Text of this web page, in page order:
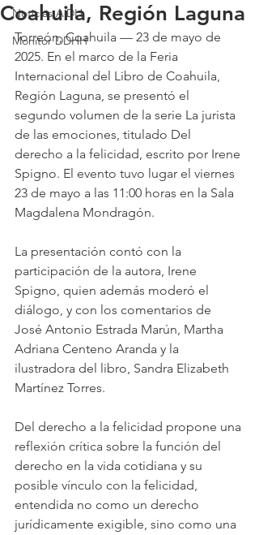
Noticias AiDH
Monitor DDHH
Coahuila, Región Laguna
Torreón, Coahuila — 23 de mayo de
2025. En el marco de la Feria
Internacional del Libro de Coahuila,
Región Laguna, se presentó el
segundo volumen de la serie La jurista
de las emociones, titulado Del
derecho a la felicidad, escrito por Irene
Spigno. El evento tuvo lugar el viernes
23 de mayo a las 11:00 horas en la Sala
Magdalena Mondragón.
La presentación contó con la
participación de la autora, Irene
Spigno, quien además moderó el
diálogo, y con los comentarios de
José Antonio Estrada Marún, Martha
Adriana Centeno Aranda y la
ilustradora del libro, Sandra Elizabeth
Martínez Torres.
Del derecho a la felicidad propone una
reflexión crítica sobre la función del
derecho en la vida cotidiana y su
posible vínculo con la felicidad,
entendida no como un derecho
jurídicamente exigible, sino como una